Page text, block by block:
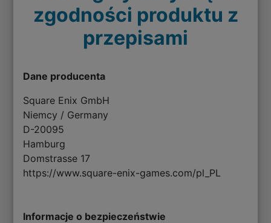
zgodności produktu z
przepisami
Dane producenta
Square Enix GmbH
Niemcy / Germany
D-20095
Hamburg
Domstrasse 17
https://www.square-enix-games.com/pl_PL
Informacje o bezpieczeństwie